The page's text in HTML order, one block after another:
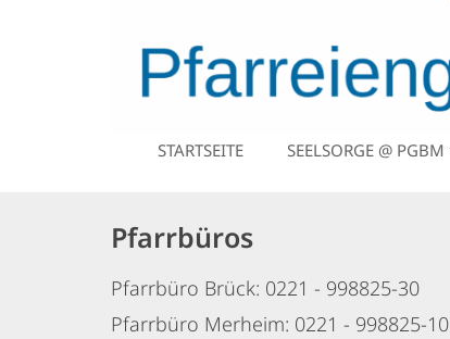
STARTSEITE SEELSORGE @ PGBM
Pfarrbüros
Pfarrbüro Brück: 0221 - 998825-30
Pfarrbüro Merheim: 0221 - 998825-10